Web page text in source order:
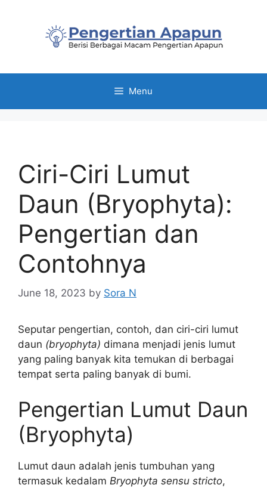
Menu
Ciri-Ciri Lumut
Daun (Bryophyta):
Pengertian dan
Contohnya
June 18, 2023 by Sora N
Seputar pengertian, contoh, dan ciri-ciri lumut
daun (bryophyta) dimana menjadi jenis lumut
yang paling banyak kita temukan di berbagai
tempat serta paling banyak di bumi.
Pengertian Lumut Daun
(Bryophyta)
Lumut daun adalah jenis tumbuhan yang
termasuk kedalam Bryophyta sensu stricto,